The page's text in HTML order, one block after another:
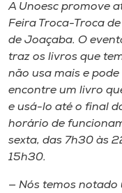
Unoesc
Store
Selecione
A Unoesc promove
Feira Troca-Troca
de Joaçaba. O
traz os livros que
não usa mais e
encontre um livro
e usá-lo até o final
horário de
sexta, das 7h30 às
15h30.
— Nós temos